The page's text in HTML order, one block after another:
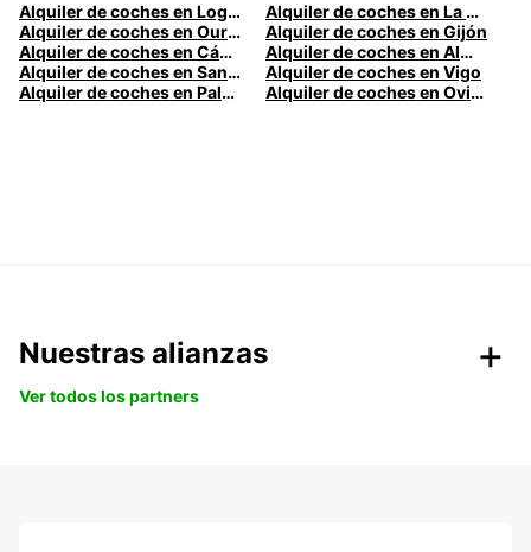
Alquiler de coches en Logroño
Alquiler de coches en La Coruña
Alquiler de coches en Ourense
Alquiler de coches en Gijón
Alquiler de coches en Cádiz
Alquiler de coches en Almería
Alquiler de coches en Santander
Alquiler de coches en Vigo
Alquiler de coches en Palma
Alquiler de coches en Oviedo
Nuestras alianzas
Ver todos los partners